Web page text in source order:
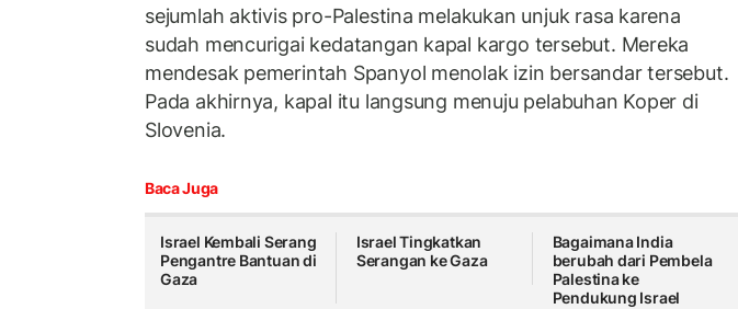
sejumlah aktivis pro-Palestina melakukan unjuk rasa karena
sudah mencurigai kedatangan kapal kargo tersebut. Mereka
mendesak pemerintah Spanyol menolak izin bersandar tersebut.
Pada akhirnya, kapal itu langsung menuju pelabuhan Koper di
Slovenia.
Baca Juga
Israel Kembali Serang
Pengantre Bantuan di
Gaza
Israel Tingkatkan
Serangan ke Gaza
Bagaimana India
berubah dari Pembela
Palestina ke
Pendukung Israel